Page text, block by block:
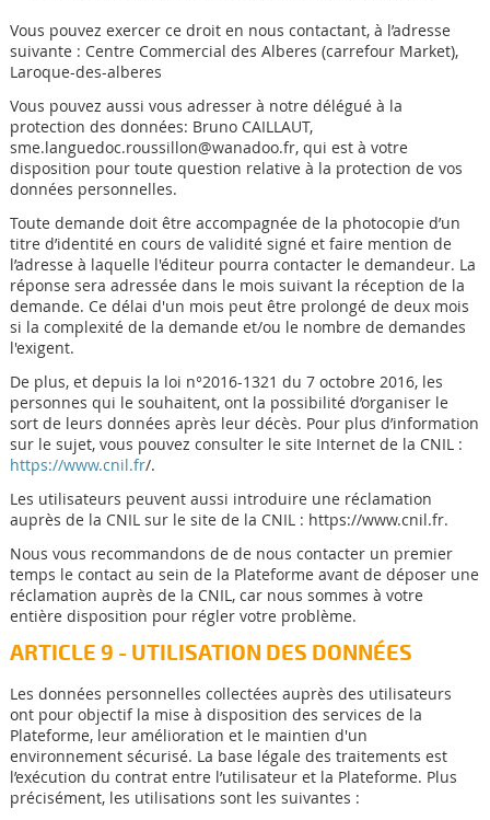
Vous pouvez exercer ce droit en nous contactant, à l’adresse
suivante : Centre Commercial des Alberes (carrefour Market),
Laroque-des-alberes
Vous pouvez aussi vous adresser à notre délégué à la
protection des données: Bruno CAILLAUT,
sme.languedoc.roussillon@wanadoo.fr, qui est à votre
disposition pour toute question relative à la protection de vos
données personnelles.
Toute demande doit être accompagnée de la photocopie d’un
titre d’identité en cours de validité signé et faire mention de
l’adresse à laquelle l'éditeur pourra contacter le demandeur. La
réponse sera adressée dans le mois suivant la réception de la
demande. Ce délai d'un mois peut être prolongé de deux mois
si la complexité de la demande et/ou le nombre de demandes
l'exigent.
De plus, et depuis la loi n°2016-1321 du 7 octobre 2016, les
personnes qui le souhaitent, ont la possibilité d’organiser le
sort de leurs données après leur décès. Pour plus d’information
sur le sujet, vous pouvez consulter le site Internet de la CNIL :
https://www.cnil.fr/.
Les utilisateurs peuvent aussi introduire une réclamation
auprès de la CNIL sur le site de la CNIL : https://www.cnil.fr.
Nous vous recommandons de de nous contacter un premier
temps le contact au sein de la Plateforme avant de déposer une
réclamation auprès de la CNIL, car nous sommes à votre
entière disposition pour régler votre problème.
ARTICLE 9 - UTILISATION DES DONNÉES
Les données personnelles collectées auprès des utilisateurs
ont pour objectif la mise à disposition des services de la
Plateforme, leur amélioration et le maintien d'un
environnement sécurisé. La base légale des traitements est
l’exécution du contrat entre l’utilisateur et la Plateforme. Plus
précisément, les utilisations sont les suivantes :